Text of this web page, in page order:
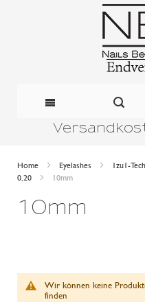
Inhalt
Home Eyelashes 1zu1-
0,20
10mm
10mm
Wir können keine
finden